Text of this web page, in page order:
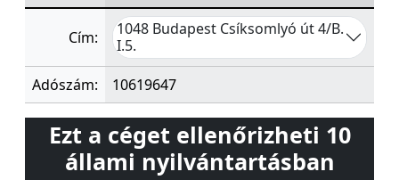
Cím:
1048 Budapest Csíksomlyó út 4/B.
I.5.
Adószám:
10619647
Ezt a céget ellenőrizheti 10
állami nyilvántartásban